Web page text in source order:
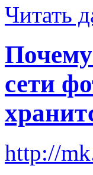
Читать
сети
http://